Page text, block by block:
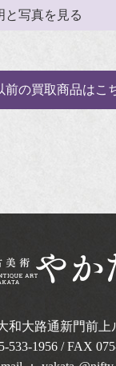
と写真を見る
前の買取商品はこ
和大路通新門前上
533-1956/ FAX